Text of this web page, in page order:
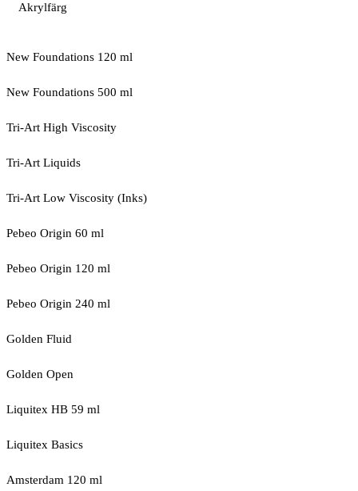
Akrylfärg
New Foundations 120 ml
New Foundations 500 ml
Tri-Art High Viscosity
Tri-Art Liquids
Tri-Art Low Viscosity (Inks)
Pebeo Origin 60 ml
Pebeo Origin 120 ml
Pebeo Origin 240 ml
Golden Fluid
Golden Open
Liquitex HB 59 ml
Liquitex Basics
Amsterdam 120 ml